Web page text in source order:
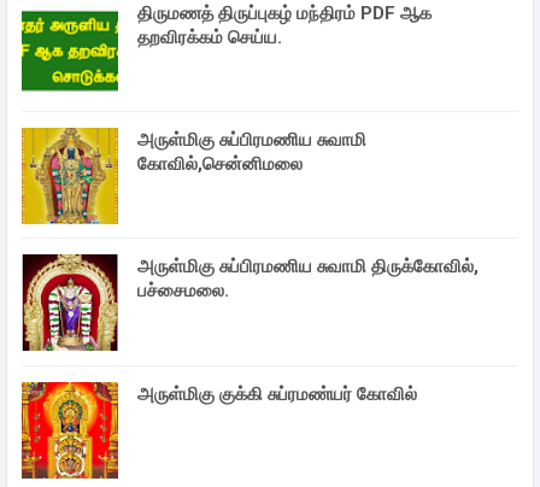
திருமணத் திருப்புகழ் மந்திரம் PDF ஆக
தறவிரக்கம் செய்ய.
அருள்மிகு சுப்பிரமணிய சுவாமி
கோவில்,சென்னிமலை
அருள்மிகு சுப்பிரமணிய சுவாமி திருக்கோவில்,
பச்சைமலை.
அருள்மிகு குக்கி சுப்ரமண்யர் கோவில்